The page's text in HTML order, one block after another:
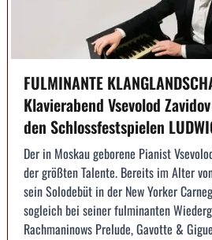
FULMINANTE
Klavierabend Vsevolod
den Schlossfestspielen
Der in Moskau geborene Pianist
der größten Talente. Bereits im Alter
sein Solodebüt in der New Yorker
sogleich bei seiner fulminanten
Rachmaninows Prelude, Gavotte &